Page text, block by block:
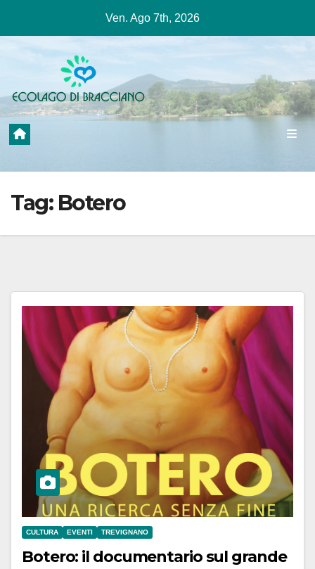
contenuto
Ven. Ago 7th, 2026
Tag: Botero
CULTURA EVENTI TREVIGNANO
Botero: il documentario sul grande